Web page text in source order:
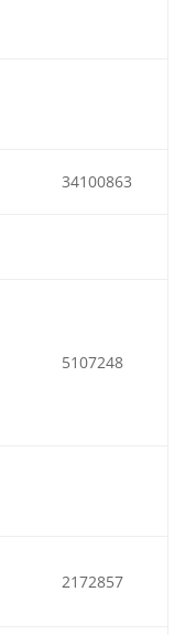
34100863
5107248
2172857